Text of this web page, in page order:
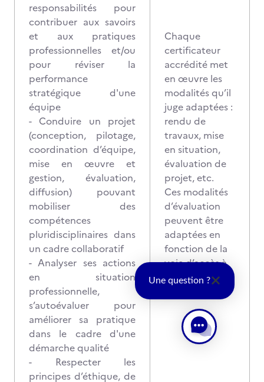
responsabilités pour
contribuer aux savoirs
et aux pratiques
professionnelles et/ou
pour réviser la
performance
stratégique d'une
équipe
- Conduire un projet
(conception, pilotage,
coordination d’équipe,
mise en œuvre et
gestion, évaluation,
diffusion) pouvant
mobiliser des
compétences
pluridisciplinaires dans
un cadre collaboratif
- Analyser ses actions
en situation
professionnelle,
s’autoévaluer pour
améliorer sa pratique
dans le cadre d'une
démarche qualité
- Respecter les
principes d’éthique, de
Chaque
certificateur
accrédité met
en œuvre les
modalités qu’il
juge adaptées :
rendu de
travaux, mise
en situation,
évaluation de
projet, etc.
Ces modalités
d’évaluation
peuvent être
adaptées en
fonction de la
voie d’accès à
la certification.
Une question ?